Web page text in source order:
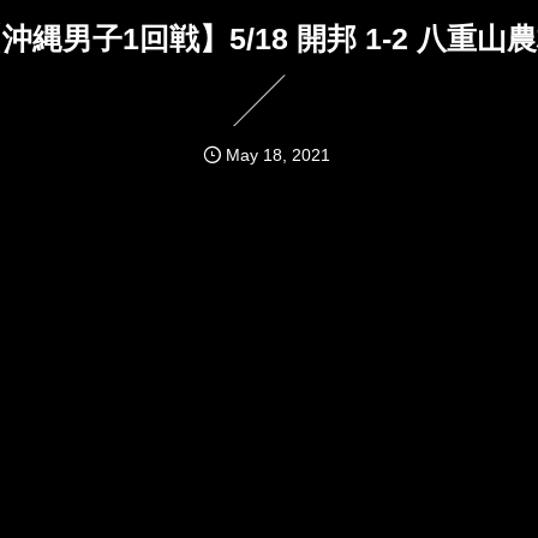
縄男子1回戦】5/18 開邦 1-2 八重山
May 18, 2021